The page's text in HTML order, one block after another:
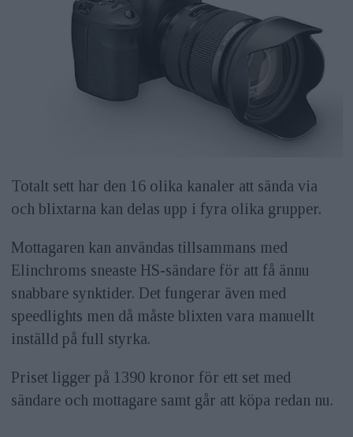
Totalt sett har den 16 olika kanaler att sända via
och blixtarna kan delas upp i fyra olika grupper.
Mottagaren kan användas tillsammans med
Elinchroms sneaste HS-sändare för att få ännu
snabbare synktider. Det fungerar även med
speedlights men då måste blixten vara manuellt
inställd på full styrka.
Priset ligger på 1390 kronor för ett set med
sändare och mottagare samt går att köpa redan nu.